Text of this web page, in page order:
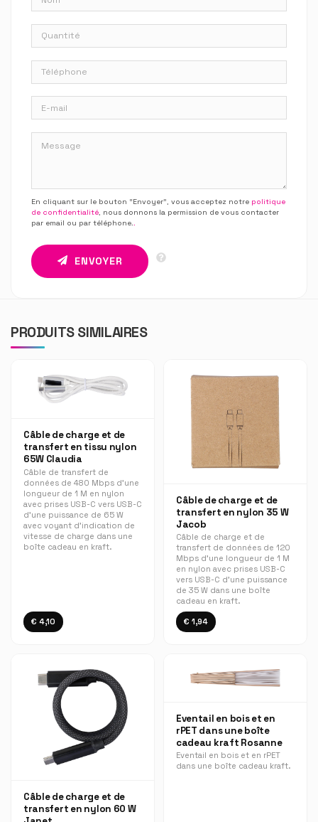
En cliquant sur le bouton “Envoyer”, vous acceptez notre politique
de confidentialité , nous donnons la permission de vous contacter
par email ou par téléphone.
ENVOYER
PRODUITS SIMILAIRES
Câble de charge et de
transfert en tissu nylon
65W Claudia
Câble de transfert de
données de 480 Mbps d'une
longueur de 1 M en nylon
avec prises USB-C vers USB-C
d'une puissance de 65 W
avec voyant d'indication de
vitesse de charge dans une
boîte cadeau en kraft.
€ 4,10
Câble de charge et de
transfert en nylon 35 W
Jacob
Câble de charge et de
transfert de données de 120
Mbps d'une longueur de 1 M
en nylon avec prises USB-C
vers USB-C d'une puissance
de 35 W dans une boîte
cadeau en kraft.
€ 1,94
Câble de charge et de
transfert en nylon 60 W
Eventail en bois et en
rPET dans une boîte
cadeau kraft Rosanne
Eventail en bois et en rPET
dans une boîte cadeau kraft.